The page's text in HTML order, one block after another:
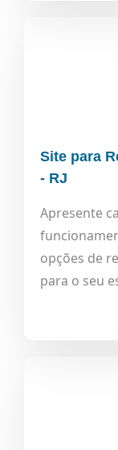
Site para
- RJ
Apresente
opções de
para o seu